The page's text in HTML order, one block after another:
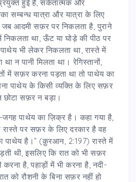
हुई हैं, संकेतात्मक और
सम्बन्ध यात्रा और यात्रा के लिए
आदमी सफ़र पर निकलता है, पुराने
था, ऊँट या घोड़े की पीठ पर
भी लेकर निकलता था, रास्ते में
न पानी मिलता था। रेगिस्तानों,
में सफ़र करना पड़ता था तो पाथेय का
पाथेय के किसी व्यक्ति के लिए सफ़र
छोटा सफ़र न बड़ा।
पाथेय का ज़िक्र है। कहा गया है,
रास्ते पर सफ़र के लिए दरकार है वह
पाथेय है।” (क़ुरआन, 2:197) रास्ते में
थी, इसलिए कि रात को भी सफ़र
करना है, पहाड़ों में भी करना है, नदी-
को रौशनी के बिना सफ़र नहीं हो